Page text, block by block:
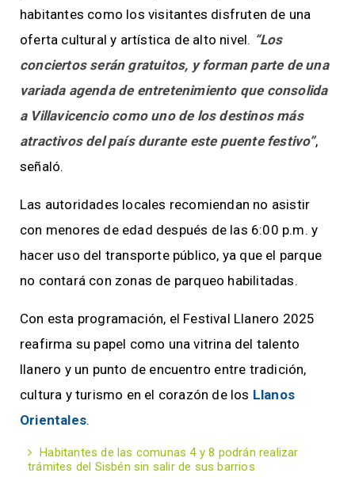
habitantes como los visitantes disfruten de una
oferta cultural y artística de alto nivel. “Los
conciertos serán gratuitos, y forman parte de una
variada agenda de entretenimiento que consolida
a Villavicencio como uno de los destinos más
atractivos del país durante este puente festivo”,
señaló.
Las autoridades locales recomiendan no asistir
con menores de edad después de las 6:00 p.m. y
hacer uso del transporte público, ya que el parque
no contará con zonas de parqueo habilitadas.
Con esta programación, el Festival Llanero 2025
reafirma su papel como una vitrina del talento
llanero y un punto de encuentro entre tradición,
cultura y turismo en el corazón de los Llanos
Orientales.
Habitantes de las comunas 4 y 8 podrán realizar
trámites del Sisbén sin salir de sus barrios